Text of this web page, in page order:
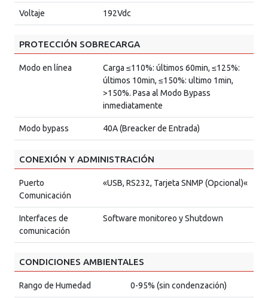
Voltaje 192Vdc
PROTECCIÓN SOBRECARGA
Modo en línea
Carga ≤110%: últimos 60min, ≤125%:
últimos 10min, ≤150%: ultimo 1min,
>150%. Pasa al Modo Bypass
inmediatamente
Modo bypass 40A (Breacker de Entrada)
CONEXIÓN Y ADMINISTRACIÓN
Puerto
Comunicación
«USB, RS232, Tarjeta SNMP (Opcional)«
Interfaces de
comunicación
Software monitoreo y Shutdown
CONDICIONES AMBIENTALES
Rango de Humedad 0-95% (sin condenzación)